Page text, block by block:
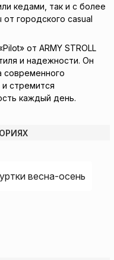
кедами, так и с более
городского casual
от ARMY STROLL
и надежности. Он
современного
стремится
каждый день.
весна-осень